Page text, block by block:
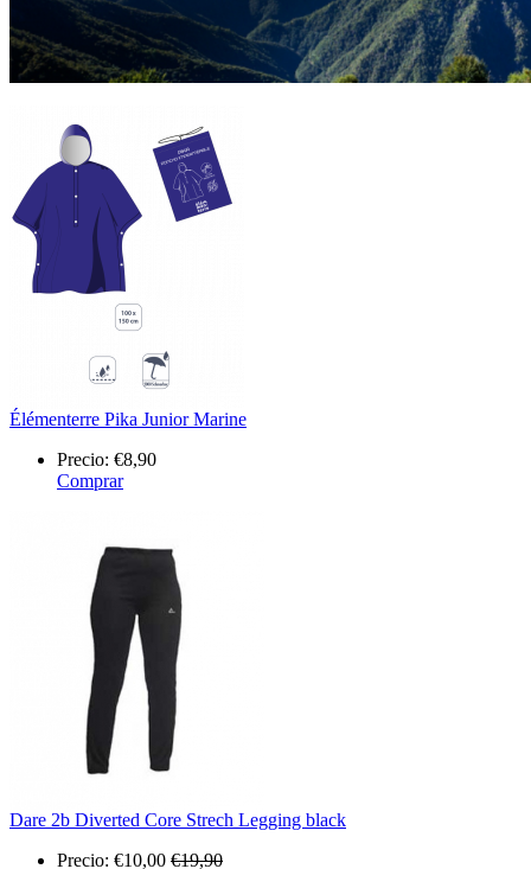
Élémenterre Pika Junior Marine
Precio: €8,90
Comprar
Dare 2b Diverted Core Strech Legging black
Precio: €10,00 €19,90